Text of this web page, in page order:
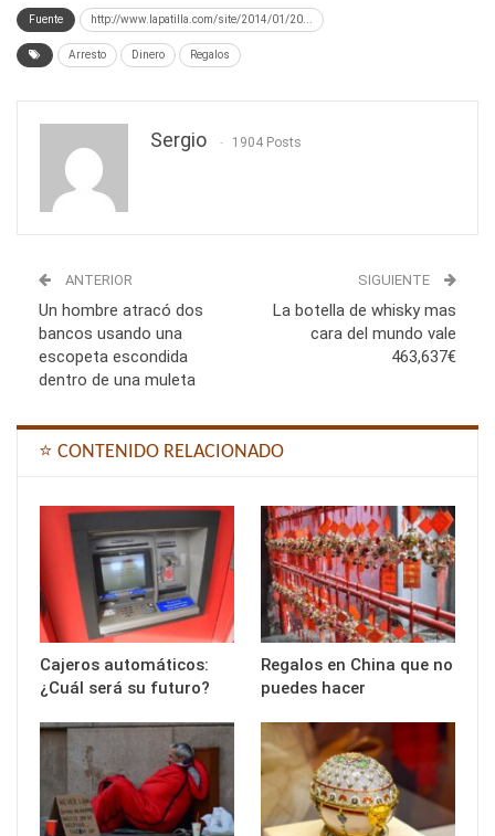
Fuente http://www.lapatilla.com/site/2014/01/20...
Arresto Dinero Regalos
Sergio 1904 Posts
ANTERIOR
Un hombre atracó dos
bancos usando una
escopeta escondida
dentro de una muleta
SIGUIENTE
La botella de whisky mas
cara del mundo vale
463,637€
⭐ CONTENIDO RELACIONADO
Cajeros automáticos:
¿Cuál será su futuro?
Regalos en China que no
puedes hacer